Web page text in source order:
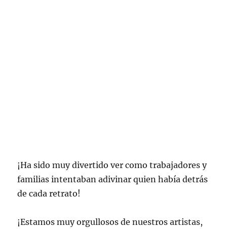
¡Ha sido muy divertido ver como trabajadores y
familias intentaban adivinar quien había detrás
de cada retrato!
¡Estamos muy orgullosos de nuestros artistas,